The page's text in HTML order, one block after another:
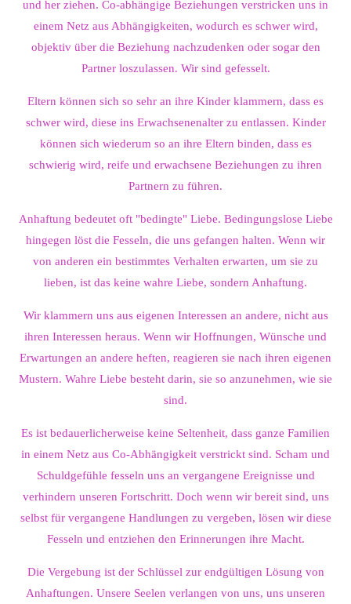
und her ziehen. Co-abhängige Beziehungen verstricken uns in
einem Netz aus Abhängigkeiten, wodurch es schwer wird,
objektiv über die Beziehung nachzudenken oder sogar den
Partner loszulassen. Wir sind gefesselt.
Eltern können sich so sehr an ihre Kinder klammern, dass es
schwer wird, diese ins Erwachsenenalter zu entlassen. Kinder
können sich wiederum so an ihre Eltern binden, dass es
schwierig wird, reife und erwachsene Beziehungen zu ihren
Partnern zu führen.
Anhaftung bedeutet oft "bedingte" Liebe. Bedingungslose Liebe
hingegen löst die Fesseln, die uns gefangen halten. Wenn wir
von anderen ein bestimmtes Verhalten erwarten, um sie zu
lieben, ist das keine wahre Liebe, sondern Anhaftung.
Wir klammern uns aus eigenen Interessen an andere, nicht aus
ihren Interessen heraus. Wenn wir Hoffnungen, Wünsche und
Erwartungen an andere heften, reagieren sie nach ihren eigenen
Mustern. Wahre Liebe besteht darin, sie so anzunehmen, wie sie
sind.
Es ist bedauerlicherweise keine Seltenheit, dass ganze Familien
in einem Netz aus Co-Abhängigkeit verstrickt sind. Scham und
Schuldgefühle fesseln uns an vergangene Ereignisse und
verhindern unseren Fortschritt. Doch wenn wir bereit sind, uns
selbst für vergangene Handlungen zu vergeben, lösen wir diese
Fesseln und entziehen den Erinnerungen ihre Macht.
Die Vergebung ist der Schlüssel zur endgültigen Lösung von
Anhaftungen. Unsere Seelen verlangen von uns, uns unseren